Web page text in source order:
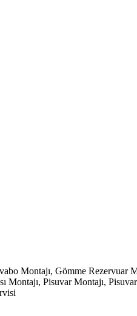
Montajı, Gömme Rezervuar
Pisuvar Montajı,